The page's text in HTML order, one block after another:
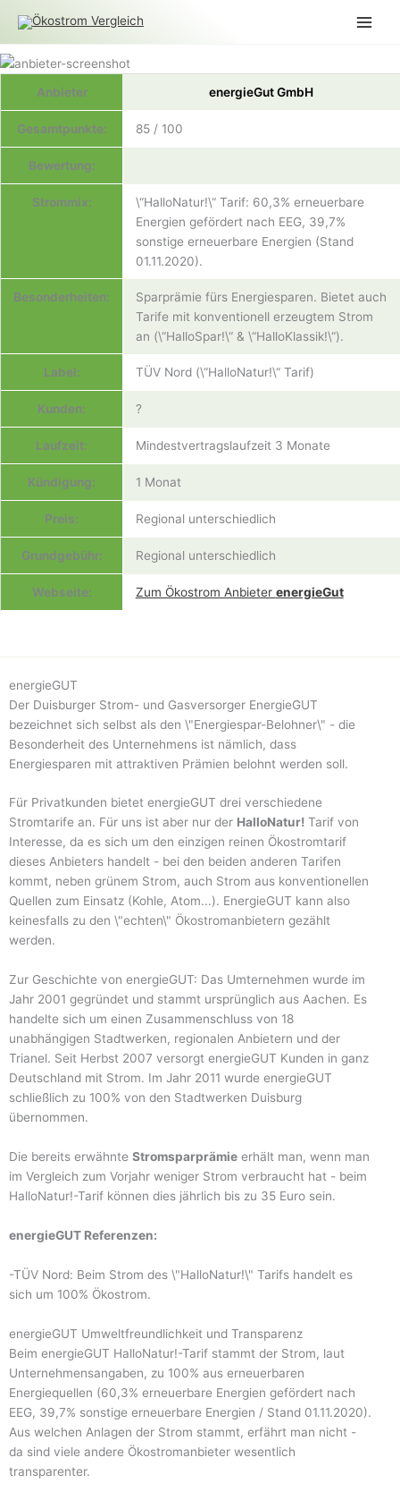
Inhalt
springen
Anbieter energieGut GmbH
Gesamtpunkte: 85 / 100
Bewertung:
Strommix:
\“HalloNatur!\“ Tarif: 60,3% erneuerbare
Energien gefördert nach EEG, 39,7%
sonstige erneuerbare Energien (Stand
01.11.2020).
Besonderheiten:
Sparprämie fürs Energiesparen. Bietet auch
Tarife mit konventionell erzeugtem Strom
an (\“HalloSpar!\“ & \“HalloKlassik!\“).
Label: TÜV Nord (\“HalloNatur!\“ Tarif)
Kunden: ?
Laufzeit: Mindestvertragslaufzeit 3 Monate
Kündigung: 1 Monat
Preis: Regional unterschiedlich
Grundgebühr: Regional unterschiedlich
Webseite: Zum Ökostrom Anbieter energieGut
energieGUT
Der Duisburger Strom- und Gasversorger EnergieGUT
bezeichnet sich selbst als den \"Energiespar-Belohner\" - die
Besonderheit des Unternehmens ist nämlich, dass
Energiesparen mit attraktiven Prämien belohnt werden soll.
Für Privatkunden bietet energieGUT drei verschiedene
Stromtarife an. Für uns ist aber nur der HalloNatur! Tarif von
Interesse, da es sich um den einzigen reinen Ökostromtarif
dieses Anbieters handelt - bei den beiden anderen Tarifen
kommt, neben grünem Strom, auch Strom aus konventionellen
Quellen zum Einsatz (Kohle, Atom...). EnergieGUT kann also
keinesfalls zu den \"echten\" Ökostromanbietern gezählt
werden.
Zur Geschichte von energieGUT: Das Umternehmen wurde im
Jahr 2001 gegründet und stammt ursprünglich aus Aachen. Es
handelte sich um einen Zusammenschluss von 18
unabhängigen Stadtwerken, regionalen Anbietern und der
Trianel. Seit Herbst 2007 versorgt energieGUT Kunden in ganz
Deutschland mit Strom. Im Jahr 2011 wurde energieGUT
schließlich zu 100% von den Stadtwerken Duisburg
übernommen.
Die bereits erwähnte Stromsparprämie erhält man, wenn man
im Vergleich zum Vorjahr weniger Strom verbraucht hat - beim
HalloNatur!-Tarif können dies jährlich bis zu 35 Euro sein.
energieGUT Referenzen:
-TÜV Nord: Beim Strom des \"HalloNatur!\" Tarifs handelt es
sich um 100% Ökostrom.
energieGUT Umweltfreundlichkeit und Transparenz
Beim energieGUT HalloNatur!-Tarif stammt der Strom, laut
Unternehmensangaben, zu 100% aus erneuerbaren
Energiequellen (60,3% erneuerbare Energien gefördert nach
EEG, 39,7% sonstige erneuerbare Energien / Stand 01.11.2020).
Aus welchen Anlagen der Strom stammt, erfährt man nicht -
da sind viele andere Ökostromanbieter wesentlich
transparenter.